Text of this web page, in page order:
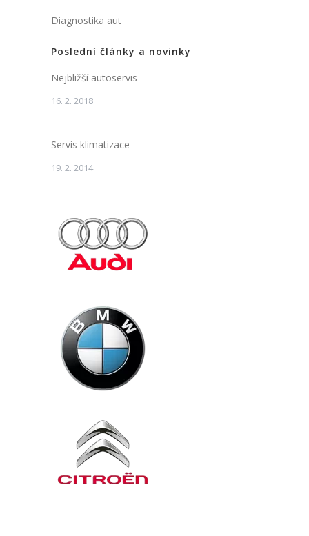
Diagnostika aut
Poslední články a novinky
Nejbližší autoservis
16. 2. 2018
Servis klimatizace
19. 2. 2014